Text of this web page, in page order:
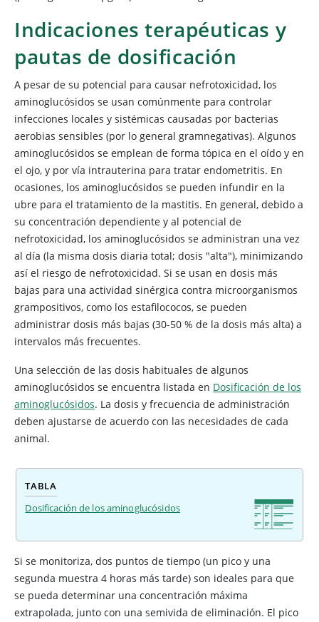
Indicaciones terapéuticas y
pautas de dosificación
A pesar de su potencial para causar nefrotoxicidad, los
aminoglucósidos se usan comúnmente para controlar
infecciones locales y sistémicas causadas por bacterias
aerobias sensibles (por lo general gramnegativas). Algunos
aminoglucósidos se emplean de forma tópica en el oído y en
el ojo, y por vía intrauterina para tratar endometritis. En
ocasiones, los aminoglucósidos se pueden infundir en la
ubre para el tratamiento de la mastitis. En general, debido a
su concentración dependiente y al potencial de
nefrotoxicidad, los aminoglucósidos se administran una vez
al día (la misma dosis diaria total; dosis "alta"), minimizando
así el riesgo de nefrotoxicidad. Si se usan en dosis más
bajas para una actividad sinérgica contra microorganismos
grampositivos, como los estafilococos, se pueden
administrar dosis más bajas (30-50 % de la dosis más alta) a
intervalos más frecuentes.
Una selección de las dosis habituales de algunos
aminoglucósidos se encuentra listada en Dosificación de los
aminoglucósidos. La dosis y frecuencia de administración
deben ajustarse de acuerdo con las necesidades de cada
animal.
TABLA
Dosificación de los aminoglucósidos
Si se monitoriza, dos puntos de tiempo (un pico y una
segunda muestra 4 horas más tarde) son ideales para que
se pueda determinar una concentración máxima
extrapolada, junto con una semivida de eliminación. El pico